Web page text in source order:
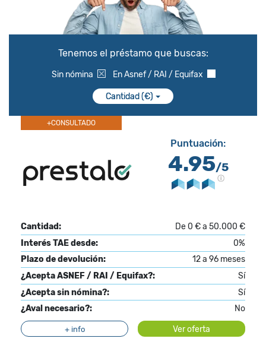
Tenemos el préstamo que buscas:
Sin nómina En Asnef / RAI / Equifax
Cantidad (€)
+CONSULTADO
Puntuación:
4.95/5
Cantidad:
De 0 € a 50.000 €
Interés TAE desde:
0%
Plazo de devolución:
12 a 96 meses
¿Acepta ASNEF / RAI / Equifax?:
Sí
¿Acepta sin nómina?:
Sí
¿Aval necesario?:
No
+ info Ver oferta